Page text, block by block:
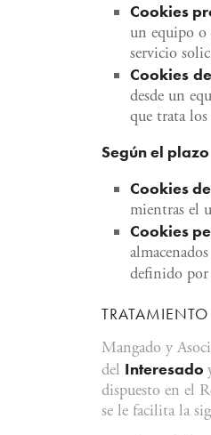
Cookies
un equipo o
servicio
Cookies
desde un
que trata
Según el
Cookies
mientras el
Cookies
definido por
Mangado y
del Interesado
dispuesto en el
se le facilita la